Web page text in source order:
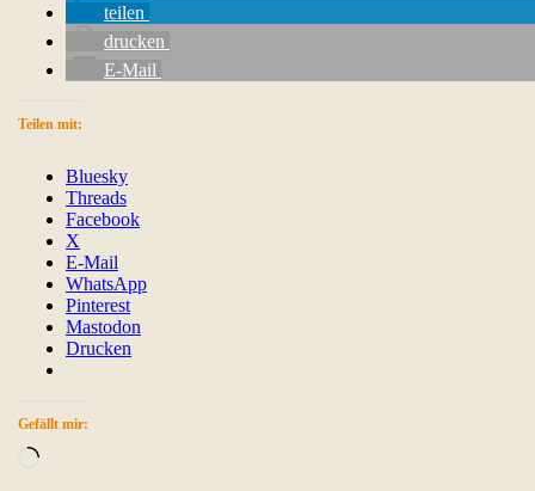
teilen
drucken
E-Mail
Teilen mit:
Bluesky
Threads
Facebook
X
E-Mail
WhatsApp
Pinterest
Mastodon
Drucken
Gefällt mir:
Wird